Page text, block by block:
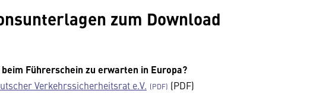
zum Download
Führerschein zu erwarten in Europa?
Verkehrssicherheitsrat e.V. (PDF)